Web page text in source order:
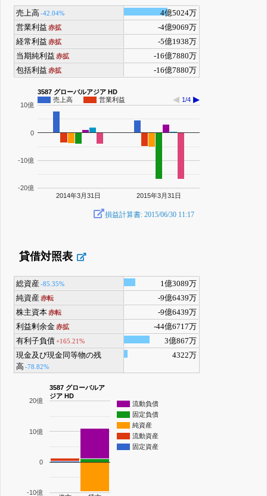
売上高 -42.04%
4億5024万
営業利益 赤拡
-4億9069万
経常利益 赤拡
-5億1938万
当期純利益 赤拡
-16億7880万
包括利益 赤拡 -16億7880万
3587 グローバルアジア HD
売上高
営業利益 1/4
2014年3月31日 2015年3月31日
-20億
-10億
0
10億
損益計算書: 2015/06/30 11:17
貸借対照表
総資産-85.35%
1億3089万
純資産赤転
-9億6439万
株主資本赤転
-9億6439万
利益剰余金赤拡
-44億6717万
有利子負債+165.21%
3億867万
現金及び現金同等物の残
高-78.82%
4322万
3587 グローバルア
ジア HD
流動負債
固定負債
純資産
流動資産
固定資産
-10億
0
10億
20億